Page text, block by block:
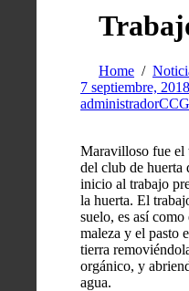
Home
7 septiembre, 2018
administradorCCG
Maravilloso fue el
del club de huerta
inicio al trabajo
la huerta. El
suelo, es así
maleza y el pasto
tierra
orgánico, y
agua.